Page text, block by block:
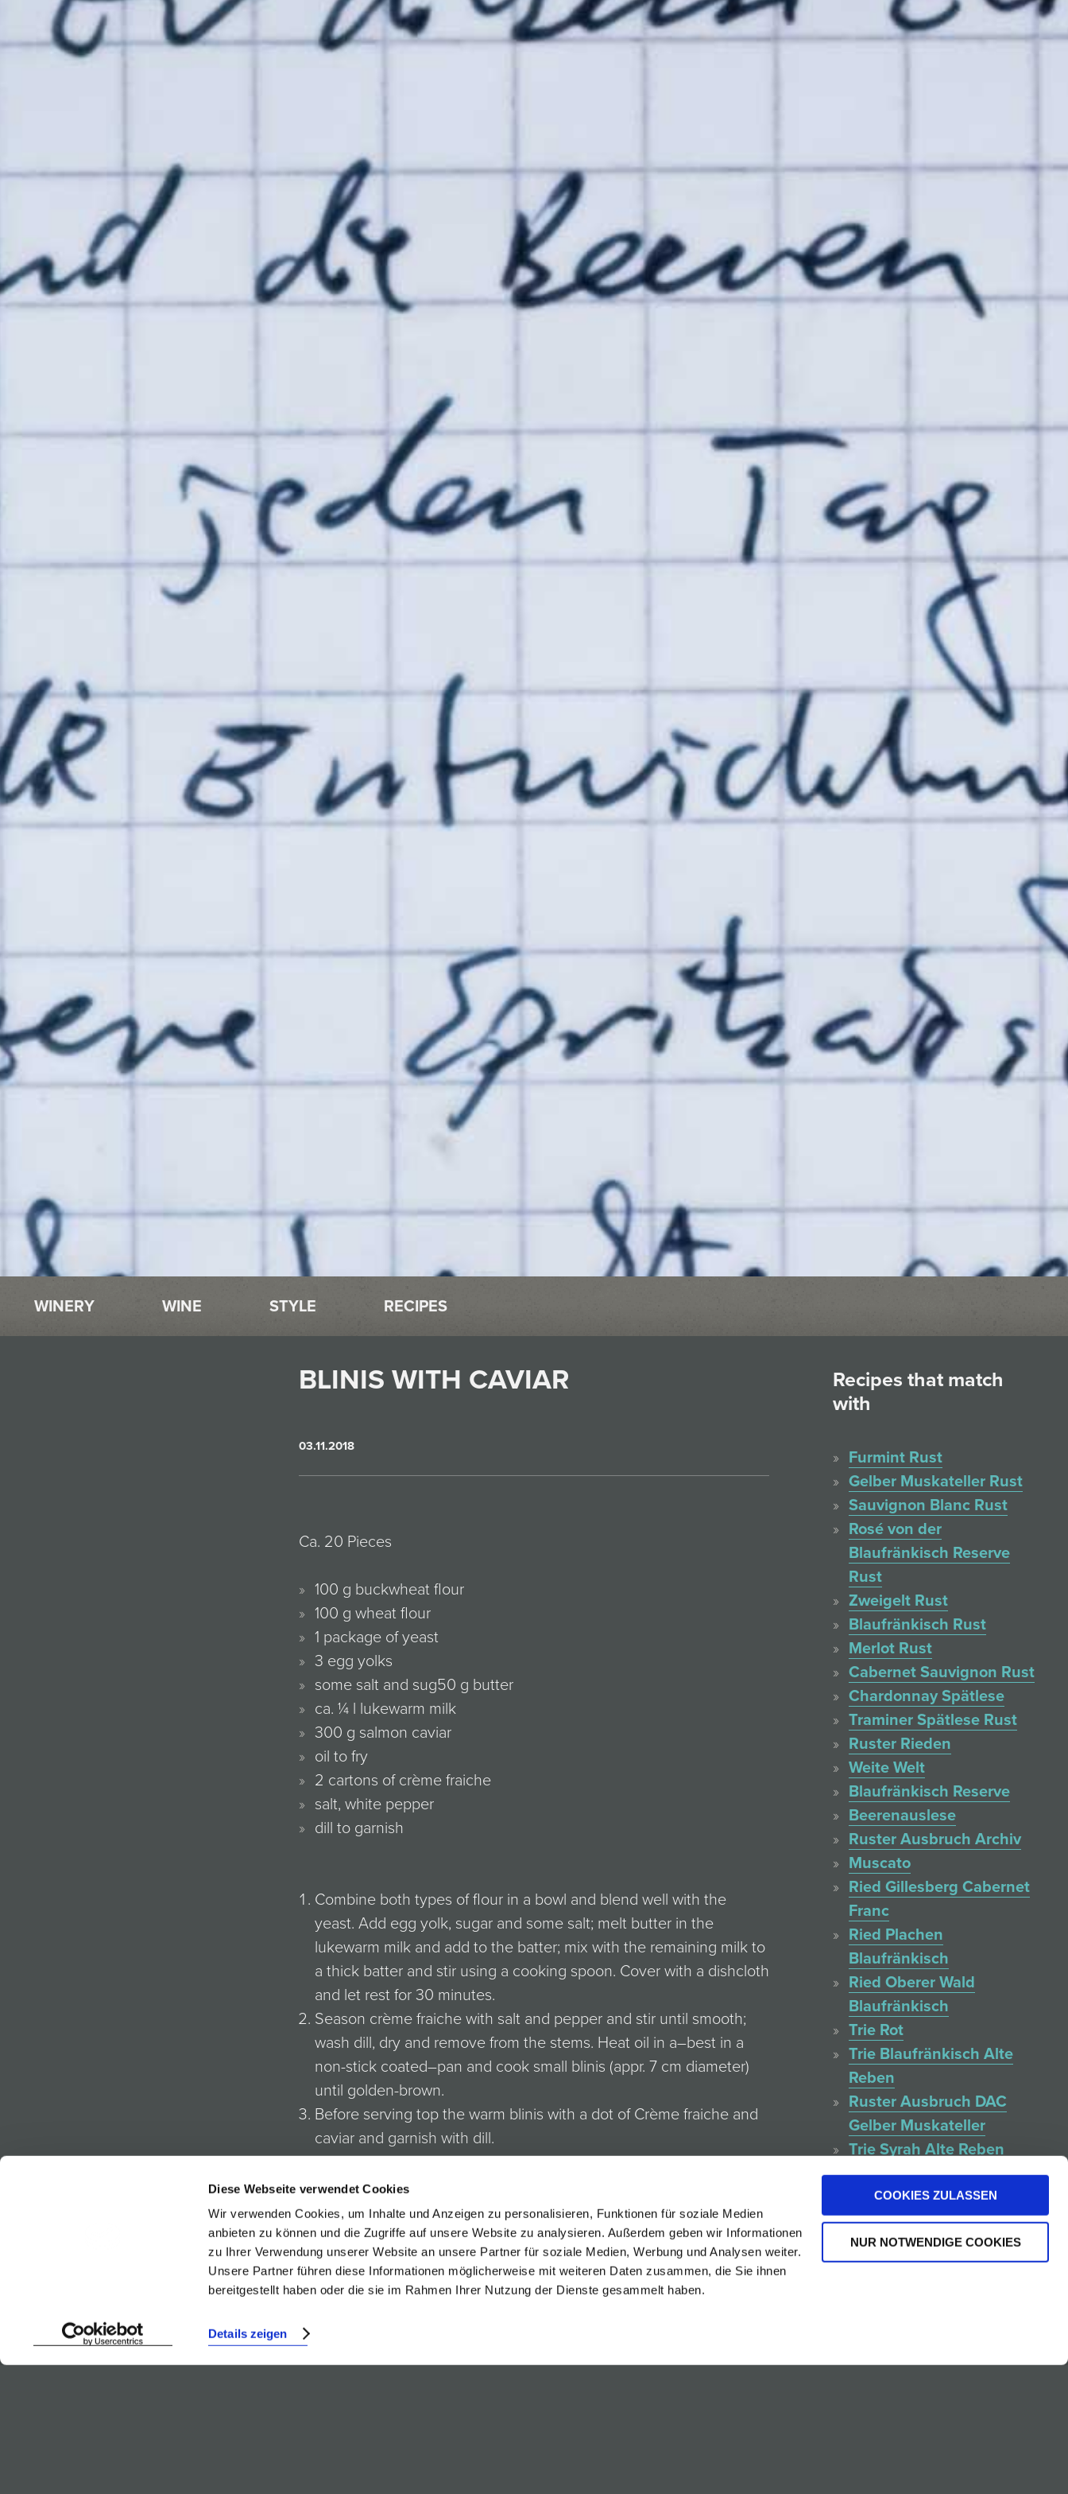
Diese Webseite verwendet Cookies
Wir verwenden Cookies, um Inhalte und Anzeigen zu personalisieren, Funktionen für soziale Medien
anbieten zu können und die Zugriffe auf unsere Website zu analysieren. Außerdem geben wir Informationen
zu Ihrer Verwendung unserer Website an unsere Partner für soziale Medien, Werbung und Analysen weiter.
Unsere Partner führen diese Informationen möglicherweise mit weiteren Daten zusammen, die Sie ihnen
bereitgestellt haben oder die sie im Rahmen Ihrer Nutzung der Dienste gesammelt haben.
Details zeigen
COOKIES ZULASSEN
NUR NOTWENDIGE COOKIES
WINERY WINE STYLE RECIPES
BLINIS WITH CAVIAR
03.11.2018
Ca. 20 Pieces
100 g buckwheat flour
100 g wheat flour
1 package of yeast
3 egg yolks
some salt and sug50 g butter
ca. ¼ l lukewarm milk
300 g salmon caviar
oil to fry
2 cartons of crème fraiche
salt, white pepper
dill to garnish
Combine both types of flour in a bowl and blend well with the
yeast. Add egg yolk, sugar and some salt; melt butter in the
lukewarm milk and add to the batter; mix with the remaining milk to
a thick batter and stir using a cooking spoon. Cover with a dishcloth
and let rest for 30 minutes.
Season crème fraiche with salt and pepper and stir until smooth;
wash dill, dry and remove from the stems. Heat oil in a–best in a
non-stick coated–pan and cook small blinis (appr. 7 cm diameter)
until golden-brown.
Before serving top the warm blinis with a dot of Crème fraiche and
caviar and garnish with dill.
An ideal accompaniment to our fruity-mineral Welschriesling.
Weinbegleitung
Recipes that match
with
Furmint Rust
Gelber Muskateller Rust
Sauvignon Blanc Rust
Rosé von der
Blaufränkisch Reserve
Rust
Zweigelt Rust
Blaufränkisch Rust
Merlot Rust
Cabernet Sauvignon Rust
Chardonnay Spätlese
Traminer Spätlese Rust
Ruster Rieden
Weite Welt
Blaufränkisch Reserve
Beerenauslese
Ruster Ausbruch Archiv
Muscato
Ried Gillesberg Cabernet
Franc
Ried Plachen
Blaufränkisch
Ried Oberer Wald
Blaufränkisch
Trie Rot
Trie Blaufränkisch Alte
Reben
Ruster Ausbruch DAC
Gelber Muskateller
Trie Syrah Alte Reben
Ried Geyerumriss Furmint
Ruster Ausbruch DAC
Leithaberg DAC
Blaufränkisch
Rosa Rust